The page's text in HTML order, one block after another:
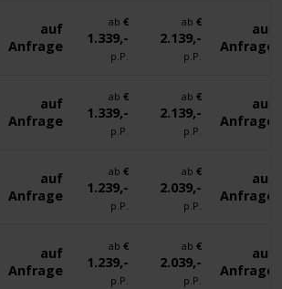
auf
Anfrage
ab€
1.339,-
p.P.
ab€
2.139,-
p.P.
auf
Anfrage
auf
Anfrage
ab€
1.339,-
p.P.
ab€
2.139,-
p.P.
auf
Anfrage
auf
Anfrage
ab€
1.239,-
p.P.
ab€
2.039,-
p.P.
auf
Anfrage
auf
Anfrage
ab€
1.239,-
p.P.
ab€
2.039,-
p.P.
auf
Anfrage